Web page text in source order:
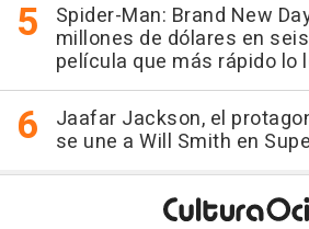
Spider-Man: Brand New
millones de dólares en
película que más rápido lo
Jaafar Jackson, el
se une a Will Smith en